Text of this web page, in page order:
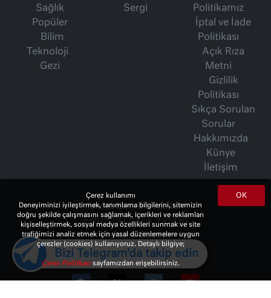
Sağlık
Popüler
Bilim
Teknoloji
Gezi
Sergi
Politikamız
İptal ve İade
Politikası
Açık Rıza
Metni
Gizlilik
Politikası
Sıkça Sorulan
Sorular
Hakkımızda
Künye
İletişim
İsmet Berkan Yazıları
Ertuğrul Özkök Yazıları
Haftalık Gazete
OK
Çerez kullanımı
Deneyiminizi iyileştirmek, tanımlama bilgilerini, sitemizin
doğru şekilde çalışmasını sağlamak, içerikleri ve reklamları
kişiselleştirmek, sosyal medya özellikleri sunmak ve site
trafiğimizi analiz etmek için yasal düzenlemelere uygun
çerezler (cookies) kullanıyoruz. Detaylı bilgiye;
Çerez Politikasısayfamızdan erişebilirsiniz.
Bizi Telegram'da takip edin